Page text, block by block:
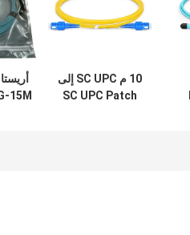
10 م SC UPC إلى
SC UPC Patch